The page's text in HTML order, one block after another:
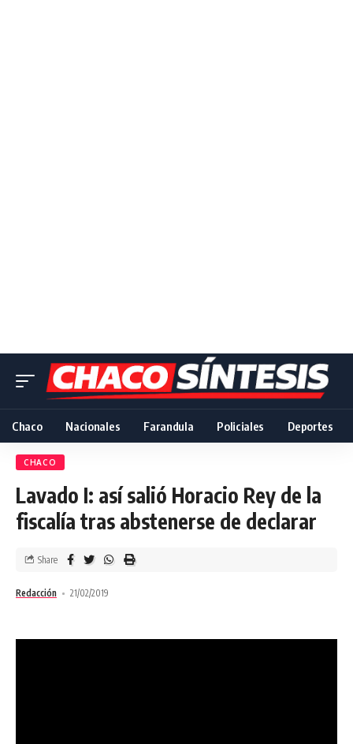
Chaco Nacionales Farandula Policiales Deportes
CHACO
Lavado I: así salió Horacio Rey de la
fiscalía tras abstenerse de declarar
Redacción 21/02/2019
Share